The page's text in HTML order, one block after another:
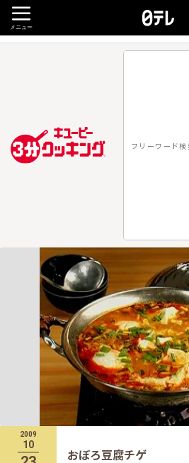
メニュー
2009
10
おぼろ豆腐チゲ